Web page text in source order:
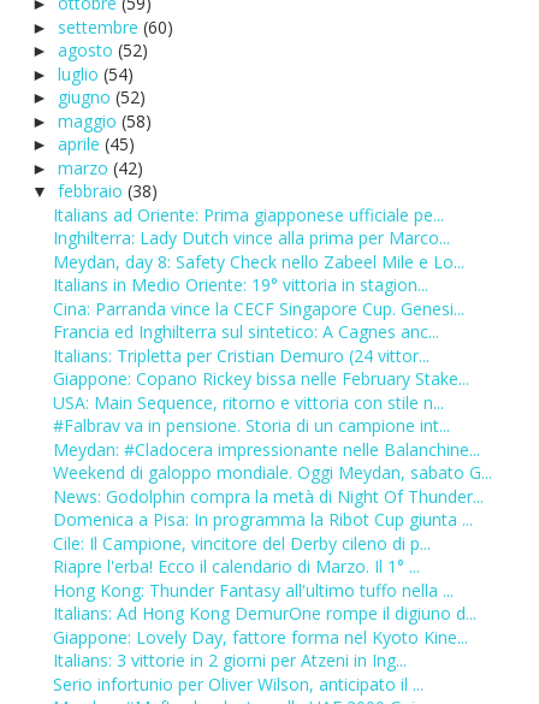
► settembre (60)
► agosto (52)
► luglio (54)
► giugno (52)
► maggio (58)
► aprile (45)
► marzo (42)
▼ febbraio (38)
Italians ad Oriente: Prima giapponese ufficiale pe...
Inghilterra: Lady Dutch vince alla prima per Marco...
Meydan, day 8: Safety Check nello Zabeel Mile e Lo...
Italians in Medio Oriente: 19° vittoria in stagion...
Cina: Parranda vince la CECF Singapore Cup. Genesi...
Francia ed Inghilterra sul sintetico: A Cagnes anc...
Italians: Tripletta per Cristian Demuro (24 vittor...
Giappone: Copano Rickey bissa nelle February Stake...
USA: Main Sequence, ritorno e vittoria con stile n...
#Falbrav va in pensione. Storia di un campione int...
Meydan: #Cladocera impressionante nelle Balanchine...
Weekend di galoppo mondiale. Oggi Meydan, sabato G...
News: Godolphin compra la metà di Night Of Thunder...
Domenica a Pisa: In programma la Ribot Cup giunta ...
Cile: Il Campione, vincitore del Derby cileno di p...
Riapre l'erba! Ecco il calendario di Marzo. Il 1° ...
Hong Kong: Thunder Fantasy all'ultimo tuffo nella ...
Italians: Ad Hong Kong DemurOne rompe il digiuno d...
Giappone: Lovely Day, fattore forma nel Kyoto Kine...
Italians: 3 vittorie in 2 giorni per Atzeni in Ing...
Serio infortunio per Oliver Wilson, anticipato il ...